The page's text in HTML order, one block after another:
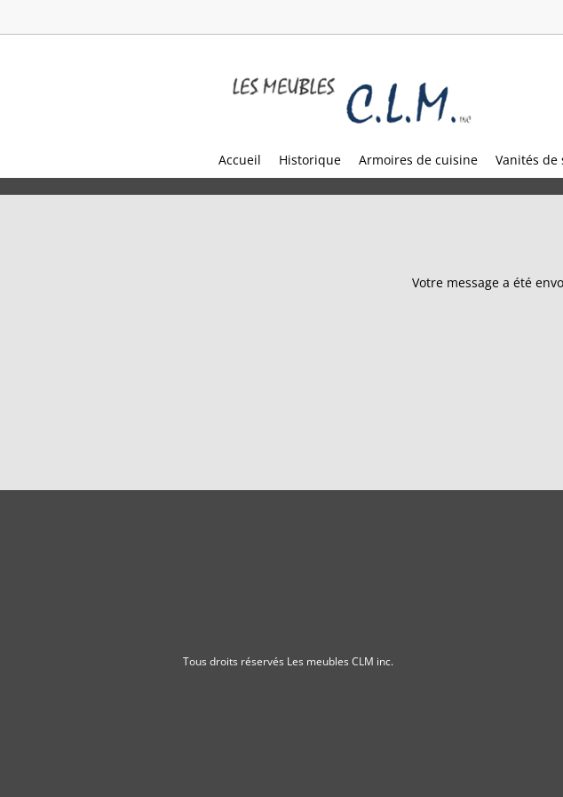
Accueil Historique Armoires de cuisine Vanités de
Votre message a été
Tous droits réservés Les meubles CLM inc.